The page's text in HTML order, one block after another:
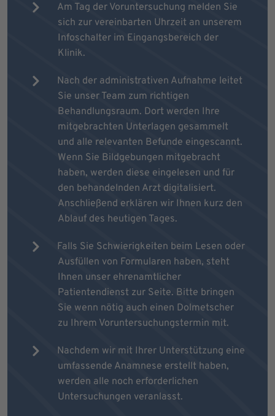
Am Tag der Voruntersuchung melden Sie
sich zur vereinbarten Uhrzeit an unserem
Infoschalter im Eingangsbereich der
Klinik.
Nach der administrativen Aufnahme leitet
Sie unser Team zum richtigen
Behandlungsraum. Dort werden Ihre
mitgebrachten Unterlagen gesammelt
und alle relevanten Befunde eingescannt.
Wenn Sie Bildgebungen mitgebracht
haben, werden diese eingelesen und für
den behandelnden Arzt digitalisiert.
Anschließend erklären wir Ihnen kurz den
Ablauf des heutigen Tages.
Falls Sie Schwierigkeiten beim Lesen oder
Ausfüllen von Formularen haben, steht
Ihnen unser ehrenamtlicher
Patientendienst zur Seite. Bitte bringen
Sie wenn nötig auch einen Dolmetscher
zu Ihrem Voruntersuchungstermin mit.
Nachdem wir mit Ihrer Unterstützung eine
umfassende Anamnese erstellt haben,
werden alle noch erforderlichen
Untersuchungen veranlasst.